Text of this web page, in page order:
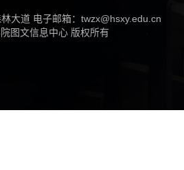
大道 电子邮箱：twzx@hsxy.edu.cn
图文信息中心 版权所有